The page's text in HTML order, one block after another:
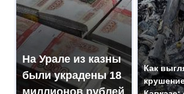
На Урале из казны
были украдены 18
миллионов рублей
Как